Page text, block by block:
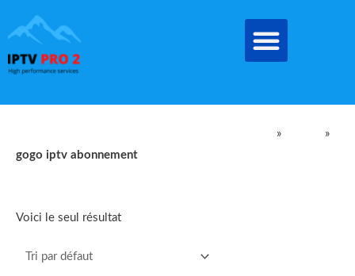
au
contenu
»
»
gogo iptv abonnement
Voici le seul résultat